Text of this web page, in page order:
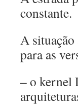
constante.
A
para as
– o kernel